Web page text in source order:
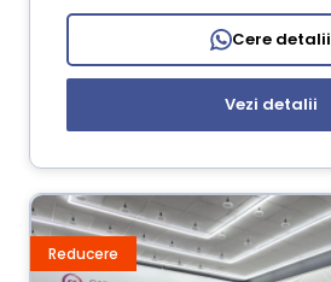
Cere detalii
Vezi detalii
Reducere